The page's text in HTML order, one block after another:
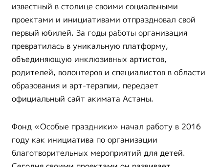
известный в столице своими социальными
проектами и инициативами отпраздновал свой
первый юбилей. За годы работы организация
превратилась в уникальную платформу,
объединяющую инклюзивных артистов,
родителей, волонтеров и специалистов в области
образования и арт-терапии, передает
официальный сайт акимата Астаны.
Фонд «Особые праздники» начал работу в 2016
году как инициатива по организации
благотворительных мероприятий для детей.